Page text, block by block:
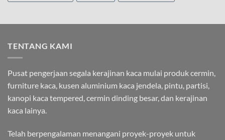
TENTANG KAMI
Pusat pengerjaan segala kerajinan kaca mulai produk cermin,
furniture kaca, kusen aluminium kaca jendela, pintu, partisi,
kanopi kaca tempered, cermin dinding besar, dan kerajinan
kaca lainya.
Telah berpengalaman menangani proyek-proyek untuk